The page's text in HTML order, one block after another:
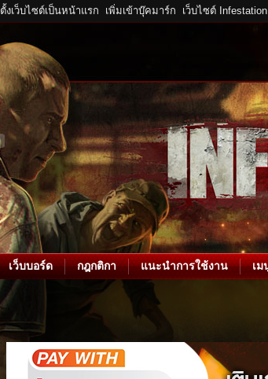
ตั้งเว็บไซต์เป็นหน้าแรก เพิ่มเข้าบุ๊คมาร์ก เว็บไซต์ Infestation
เว็บบอร์ด กฎกติกา แนะนำการใช้งาน เม